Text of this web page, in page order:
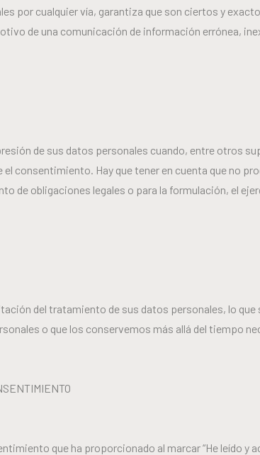
por cualquier vía, garantiza que son ciertos y
de una comunicación de información errónea,
de sus datos personales cuando, entre otros
consentimiento. Hay que tener en cuenta que no
de obligaciones legales o para la formulación, el
del tratamiento de sus datos personales, lo
o que los conservemos más allá del tiempo
que ha proporcionado al marcar “He leído